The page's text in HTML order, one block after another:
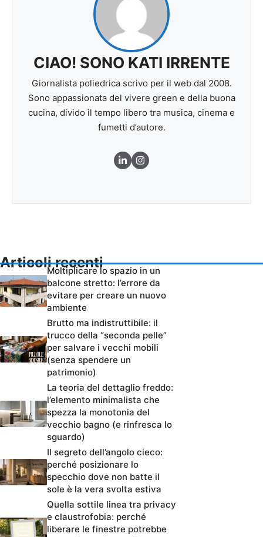
CIAO! SONO KATI IRRENTE
Giornalista poliedrica scrivo per il web dal 2008.
Sono appassionata del vivere green e della buona
cucina, divido il tempo libero tra musica, cinema e
fumetti d’autore.
Articoli recenti
Moltiplicare lo spazio in un
balcone stretto: l’errore da
evitare per creare un nuovo
ambiente
Brutto ma indistruttibile: il
trucco della “seconda pelle”
per salvare i vecchi mobili
(senza spendere un
patrimonio)
La teoria del dettaglio freddo:
l’elemento minimalista che
spezza la monotonia del
vecchio bagno (e rinfresca lo
sguardo)
Il segreto dell’angolo cieco:
perché posizionare lo
specchio dove non batte il
sole è la vera svolta estiva
Quella sottile linea tra privacy
e claustrofobia: perché
liberare le finestre potrebbe